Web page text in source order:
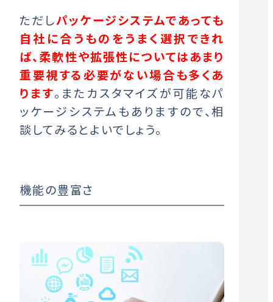
ただしパッケージシステムであっても
自社に合うものをうまく選択できれ
ば、柔軟性や拡張性についてはあまり
重要視する必要がない場合も多くあ
ります。またカスタマイズが可能なパ
ッケージシステムもありますので、相
談してみるとよいでしょう。
機能の豊富さ